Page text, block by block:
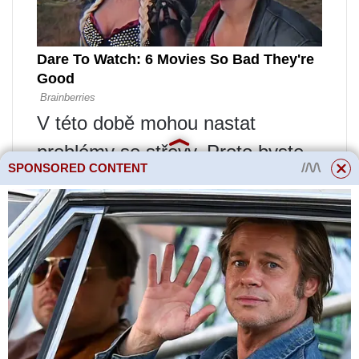
V této době mohou nastat
problémy se střevy. Proto byste
se měli vyhýbat potravinám, které
způsobují plynatost, včetně zelí.
Nebylo by špatné vzdát se těch
přípravků, které posilují. Do
jídelníčku je lepší zavést sušené
švestky, čerstvý kefír a podobně.
8 týden
SPONSORED CONTENT